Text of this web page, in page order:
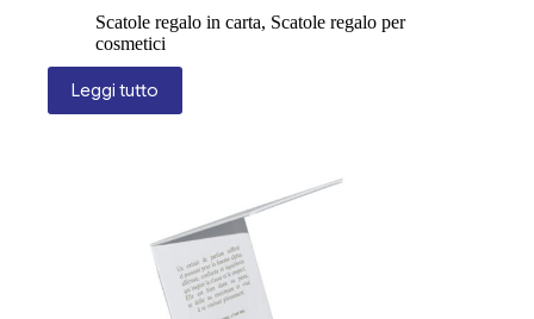
Scatole regalo in carta, Scatole regalo per
cosmetici
Leggi tutto